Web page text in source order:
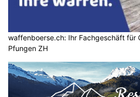
waffenboerse.ch: Ihr Fachgeschäft für
Pfungen ZH